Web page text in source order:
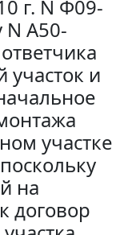
г. N Ф09-
N А50-
участок и
участке
на
договор